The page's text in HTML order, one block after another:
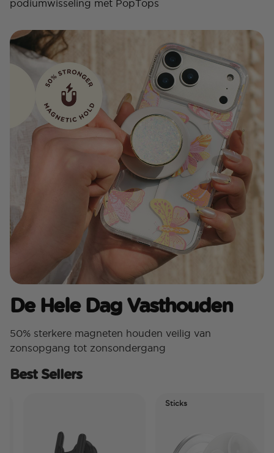
podiumwisseling met PopTops
De Hele Dag Vasthouden
50% sterkere magneten houden veilig van
zonsopgang tot zonsondergang
Best Sellers
Sticks